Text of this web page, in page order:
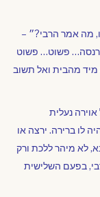
מה אמר הרבי?״ –
פשוט… פשוט
מהבית ואל תשוב
נעלית
לו ברירה. ירצה או
לא מיהר ללכת ורק
בפעם השלישית